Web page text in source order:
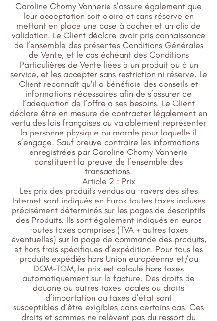
Caroline Chomy Vannerie s’assure également que
leur acceptation soit claire et sans réserve en
mettant en place une case à cocher et un clic de
validation. Le Client déclare avoir pris connaissance
de l’ensemble des présentes Conditions Générales
de Vente, et le cas échéant des Conditions
Particulières de Vente liées à un produit ou à un
service, et les accepter sans restriction ni réserve. Le
Client reconnaît qu’il a bénéficié des conseils et
informations nécessaires afin de s’assurer de
l’adéquation de l’offre à ses besoins. Le Client
déclare être en mesure de contracter légalement en
vertu des lois françaises ou valablement représenter
la personne physique ou morale pour laquelle il
s’engage. Sauf preuve contraire les informations
enregistrées par Caroline Chomy Vannerie
constituent la preuve de l’ensemble des
transactions.
Article 2 : Prix
Les prix des produits vendus au travers des sites
Internet sont indiqués en Euros toutes taxes incluses
précisément déterminés sur les pages de descriptifs
des Produits. Ils sont également indiqués en euros
toutes taxes comprises (TVA + autres taxes
éventuelles) sur la page de commande des produits,
et hors frais spécifiques d’expédition. Pour tous les
produits expédiés hors Union européenne et/ou
DOM-TOM, le prix est calculé hors taxes
automatiquement sur la facture. Des droits de
douane ou autres taxes locales ou droits
d’importation ou taxes d’état sont
susceptibles d’être exigibles dans certains cas. Ces
droits et sommes ne relèvent pas du ressort du